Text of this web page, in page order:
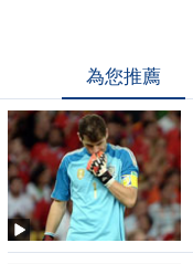
為您推薦